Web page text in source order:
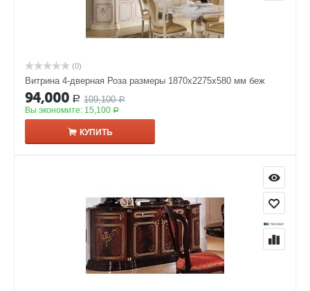
(0)
Витрина 4-дверная Роза размеры 1870x2275x580 мм беж
94,000 Р 109,100 Р
Вы экономите: 15,100 Р
КУПИТЬ